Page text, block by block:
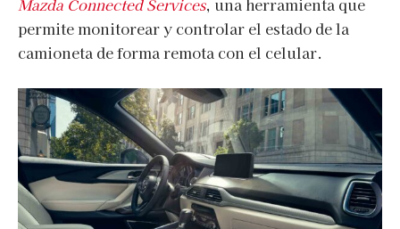
Mazda Connected Services, una herramienta que
permite monitorear y controlar el estado de la
camioneta de forma remota con el celular.